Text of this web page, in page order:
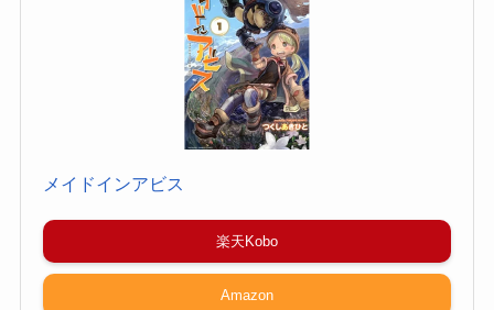
メイドインアビス
楽天Kobo
Amazon